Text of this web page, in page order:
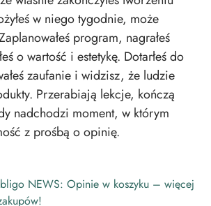
w niego tygodnie, może
program, nagrałeś
o wartość i estetykę. Dotarłeś do
zaufanie i widzisz, że ludzie
Przerabiają lekcje, kończą
nadchodzi moment, w którym
z prośbą o opinię.